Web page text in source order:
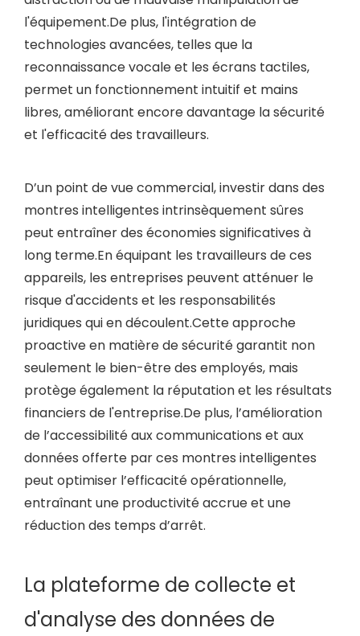
l'équipement.De plus, l'intégration de
technologies avancées, telles que la
reconnaissance vocale et les écrans tactiles,
permet un fonctionnement intuitif et mains
libres, améliorant encore davantage la sécurité
et l'efficacité des travailleurs.
D’un point de vue commercial, investir dans des
montres intelligentes intrinsèquement sûres
peut entraîner des économies significatives à
long terme.En équipant les travailleurs de ces
appareils, les entreprises peuvent atténuer le
risque d'accidents et les responsabilités
juridiques qui en découlent.Cette approche
proactive en matière de sécurité garantit non
seulement le bien-être des employés, mais
protège également la réputation et les résultats
financiers de l'entreprise.De plus, l’amélioration
de l’accessibilité aux communications et aux
données offerte par ces montres intelligentes
peut optimiser l’efficacité opérationnelle,
entraînant une productivité accrue et une
réduction des temps d’arrêt.
La plateforme de collecte et
d'analyse des données de